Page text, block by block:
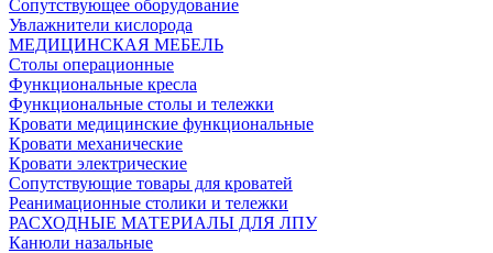
Сопутствующее оборудование
Увлажнители кислорода
МЕДИЦИНСКАЯ МЕБЕЛЬ
Столы операционные
Функциональные кресла
Функциональные столы и тележки
Кровати медицинские функциональные
Кровати механические
Кровати электрические
Сопутствующие товары для кроватей
Реанимационные столики и тележки
РАСХОДНЫЕ МАТЕРИАЛЫ ДЛЯ ЛПУ
Канюли назальные